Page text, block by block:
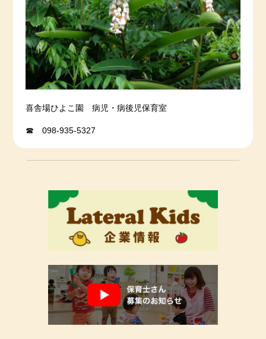
喜舎場ひよこ園 病児・病後児保育室
☎ 098-935-5327